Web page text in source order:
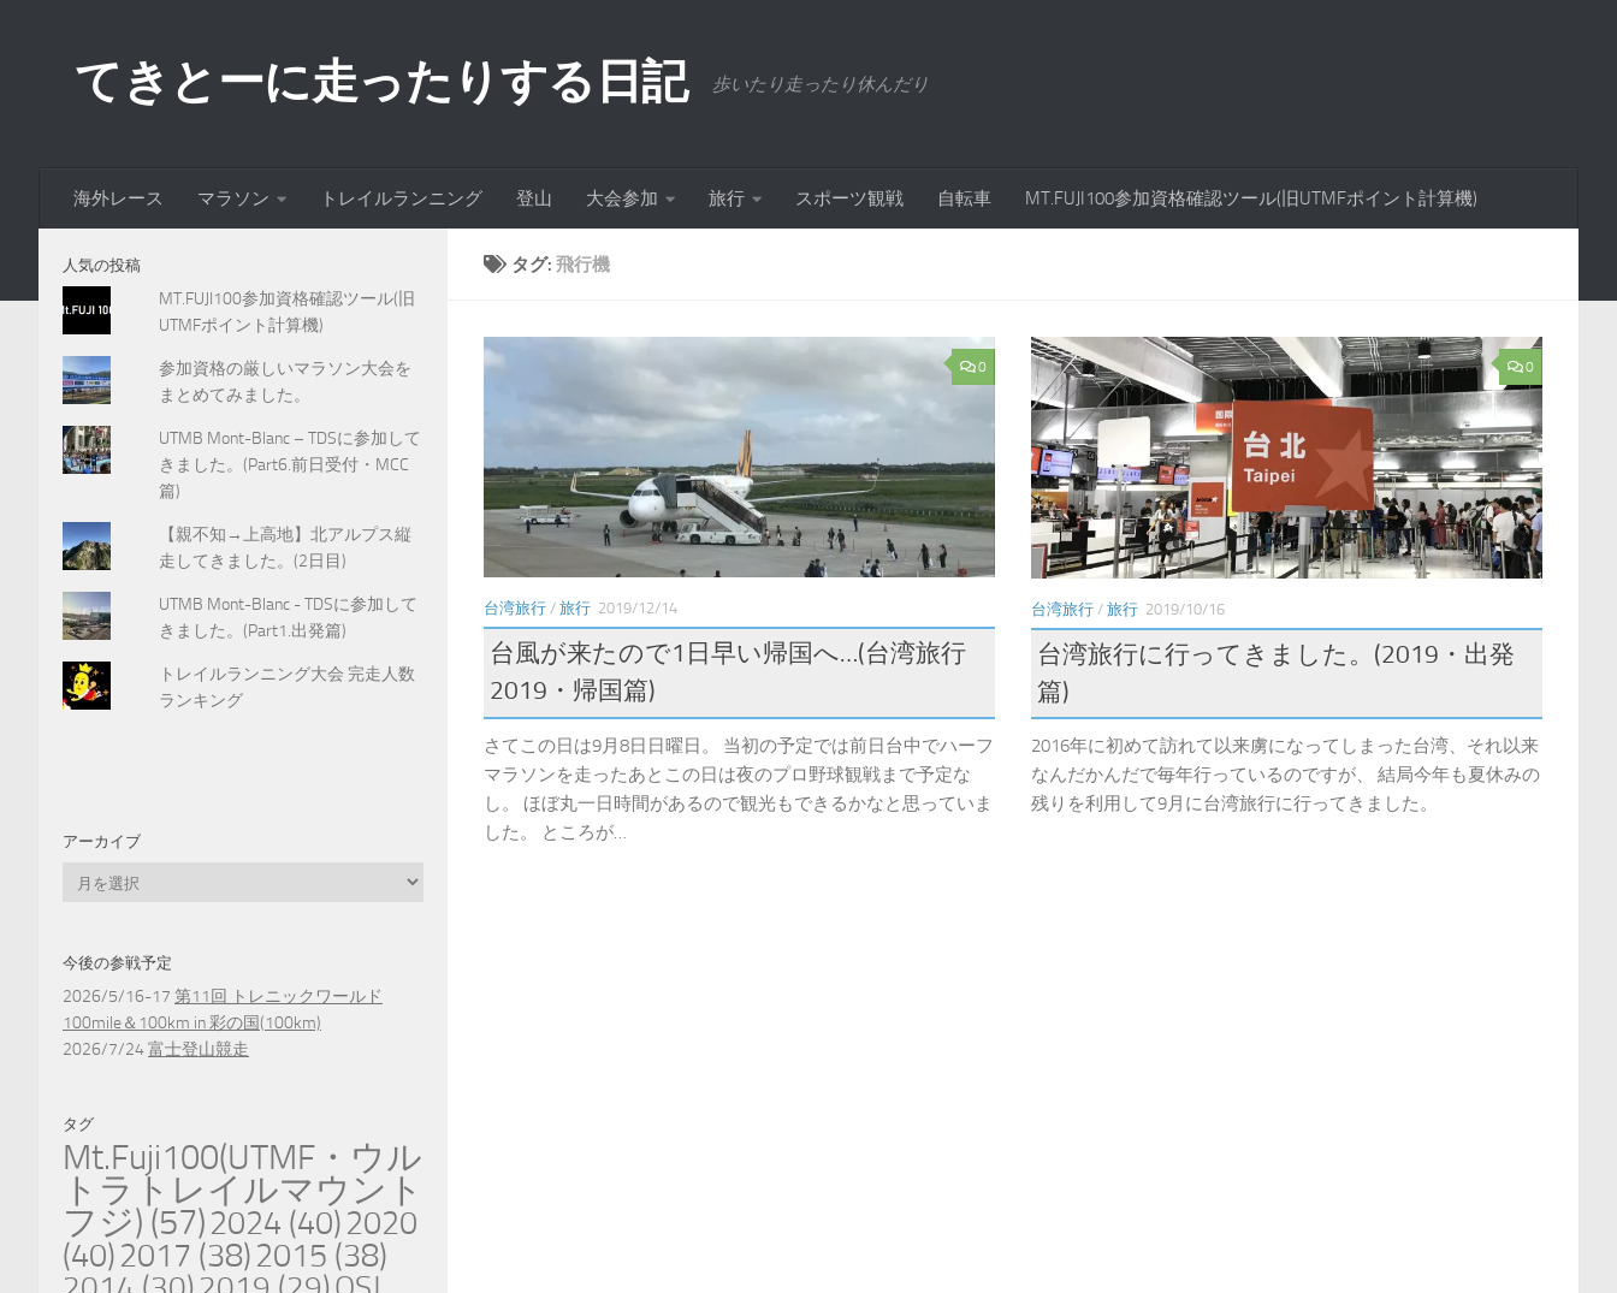
てきとーに走ったりする日記 歩いたり走ったり休んだり
海外レース マラソン トレイルランニング 登山 大会参加 旅行 スポーツ観戦 自転車 MT.FUJI100参加資格確認ツール(旧UTMFポイント計算機)
タグ:飛行機
0
台湾旅行 / 旅行 2019/12/14
台風が来たので1日早い帰国へ…(台湾旅行
2019・帰国篇)
さてこの日は9月8日日曜日。 当初の予定では前日台中でハーフ
マラソンを走ったあとこの日は夜のプロ野球観戦まで予定な
し。 ほぼ丸一日時間があるので観光もできるかなと思っていま
した。 ところが…
0
台湾旅行 / 旅行 2019/10/16
台湾旅行に行ってきました。(2019・出発
篇)
2016年に初めて訪れて以来虜になってしまった台湾、それ以来
なんだかんだで毎年行っているのですが、 結局今年も夏休みの
残りを利用して9月に台湾旅行に行ってきました。
人気の投稿
MT.FUJI100参加資格確認ツール(旧
UTMFポイント計算機)
参加資格の厳しいマラソン大会を
まとめてみました。
UTMB Mont-Blanc – TDSに参加して
きました。(Part6.前日受付・MCC
篇)
【親不知→上高地】北アルプス縦
走してきました。(2日目)
UTMB Mont-Blanc - TDSに参加して
きました。(Part1.出発篇)
トレイルランニング大会 完走人数
ランキング
アーカイブ
イ
今後の参戦予定
2026/5/16-17 第11回 トレニックワールド
100mile＆100km in 彩の国(100km)
2026/7/24富士登山競走
タグ
Mt.Fuji100(UTMF・ウル
トラトレイルマウント
フジ) (57)2024 (40)2020
(40)2017 (38)2015 (38)